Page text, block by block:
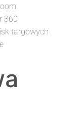
360
targowych